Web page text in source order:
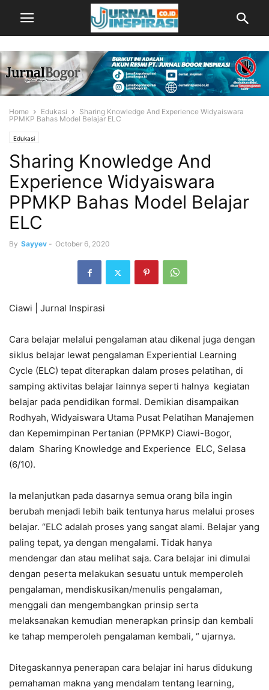
Home Edukasi
Sharing Knowledge And Experience Widyaiswara
PPMKP Bahas Model Belajar ELC
Edukasi
Sharing Knowledge And
Experience Widyaiswara
PPMKP Bahas Model Belajar
ELC
By Sayyev - October 6, 2020
Ciawi | Jurnal Inspirasi
Cara belajar melalui pengalaman atau dikenal juga dengan
siklus belajar lewat pengalaman Experiential Learning
Cycle (ELC) tepat diterapkan dalam proses pelatihan, di
samping aktivitas belajar lainnya seperti halnya kegiatan
belajar pada pendidikan formal. Demikian disampaikan
Rodhyah, Widyaiswara Utama Pusat Pelatihan Manajemen
dan Kepemimpinan Pertanian (PPMKP) Ciawi-Bogor,
dalam Sharing Knowledge and Experience ELC, Selasa
(6/10).
Ia melanjutkan pada dasarnya semua orang bila ingin
berubah menjadi lebih baik tentunya harus melalui proses
belajar. “ELC adalah proses yang sangat alami. Belajar yang
paling tepat, ya dengan mengalami. Tidak hanya
mendengar dan atau melihat saja. Cara belajar ini dimulai
dengan peserta melakukan sesuatu untuk memperoleh
pengalaman, mendiskusikan/menulis pengalaman,
menggali dan mengembangkan prinsip serta
melaksanakan kemudian menerapkan prinsip dan kembali
ke tahap memperoleh pengalaman kembali, “ ujarnya.
Ditegaskannya penerapan cara belajar ini harus didukung
pemahaman makna yang mendalam tentang learning,